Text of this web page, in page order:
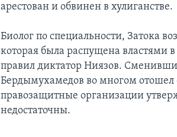
арестован и обвинен в хулиганстве.
Биолог по специальности, Затока
которая была распущена властями
правил диктатор Ниязов.
Бердымухамедов во многом
правозащитные организации
недостаточны.